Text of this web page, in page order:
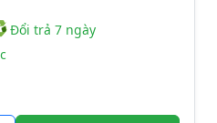
Đổi trả 7 ngày